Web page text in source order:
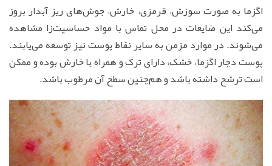
اگزما به صورت سوزش، قرمزی، خارش، جوش‌های ریز آبدار بروز
می‌کند این ضایعات در محل تماس با مواد حساسیت‌زا مشاهده
می‌شوند. در موارد مزمن به سایر نقاط پوست نیز توسعه می‌یابند.
پوست دچار اگزما، خشک، دارای ترک و همراه با خارش بوده و ممکن
است ترشح داشته باشد و هم‌چنین سطح آن مرطوب باشد.